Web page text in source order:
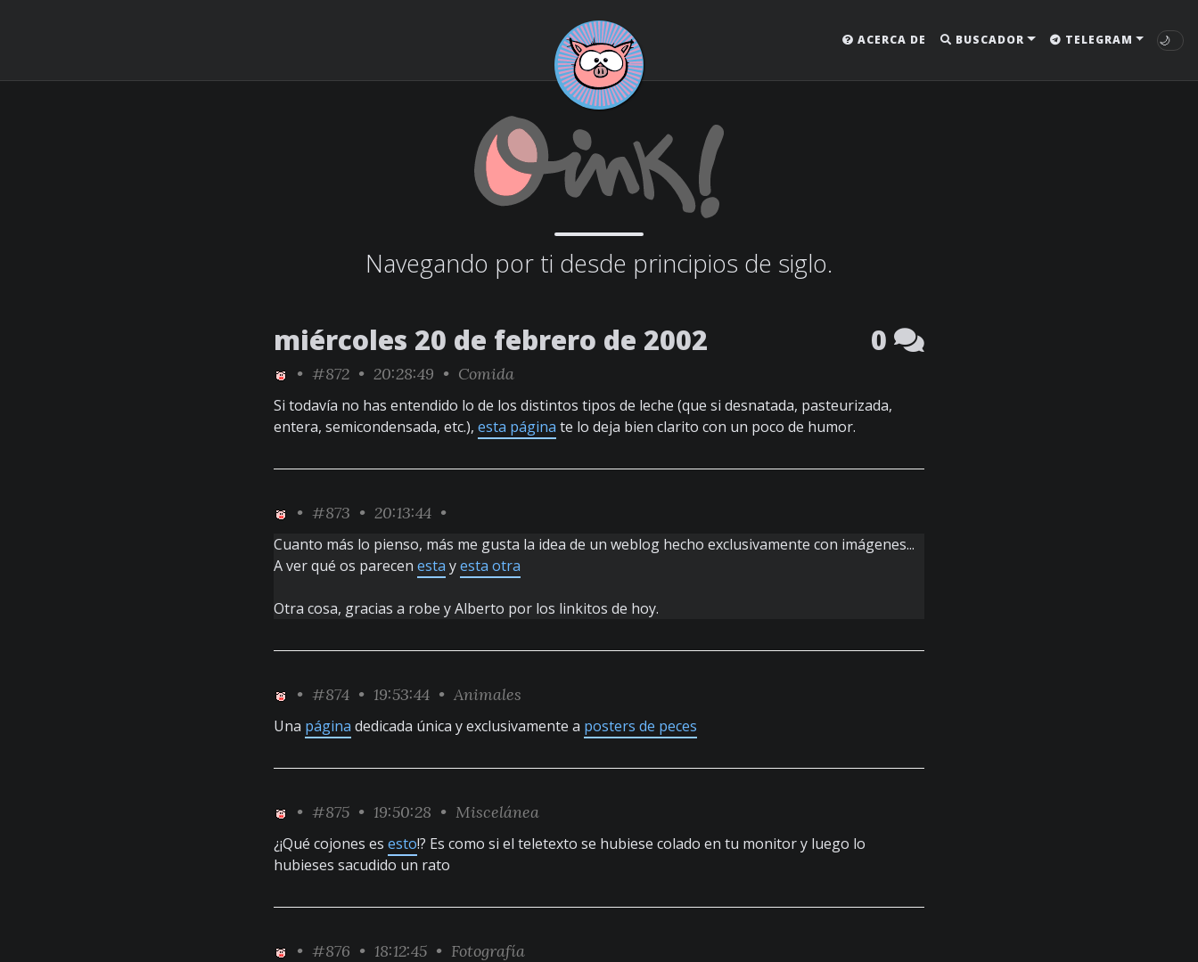
ACERCA DE BUSCADOR TELEGRAM 🌙
Navegando por ti desde principios de siglo.
miércoles 20 de febrero de 2002 0
• #872 • 20:28:49 • Comida
Si todavía no has entendido lo de los distintos tipos de leche (que si desnatada, pasteurizada,
entera, semicondensada, etc.), esta página te lo deja bien clarito con un poco de humor.
• #873 • 20:13:44 •
Cuanto más lo pienso, más me gusta la idea de un weblog hecho exclusivamente con imágenes...
A ver qué os parecen esta yesta otra
Otra cosa, gracias a robe y Alberto por los linkitos de hoy.
• #874 • 19:53:44 • Animales
Una página dedicada única y exclusivamente a posters de peces
• #875 • 19:50:28 • Miscelánea
¿¡Qué cojones es esto!? Es como si el teletexto se hubiese colado en tu monitor y luego lo
hubieses sacudido un rato
• #876 • 18:12:45 • Fotografía